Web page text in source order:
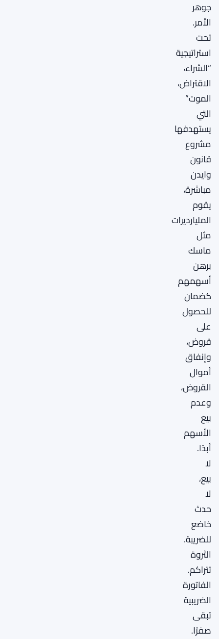
جوهر
الأمر.
تحت
استراتيجية
“الشراء،
الاقتراض،
الموت”
التي
يستهدفها
مشروع
قانون
وايدن
مباشرة،
يقوم
المليارديرات
مثل
ماسك
برهن
أسهمهم
كضمان
للحصول
على
قروض،
وإنفاق
أموال
القروض،
وعدم
بيع
الأسهم
أبدًا.
لا
بيع،
لا
حدث
خاضع
للضريبة.
الثروة
تتراكم.
الفاتورة
الضريبية
تبقى
صفرًا.